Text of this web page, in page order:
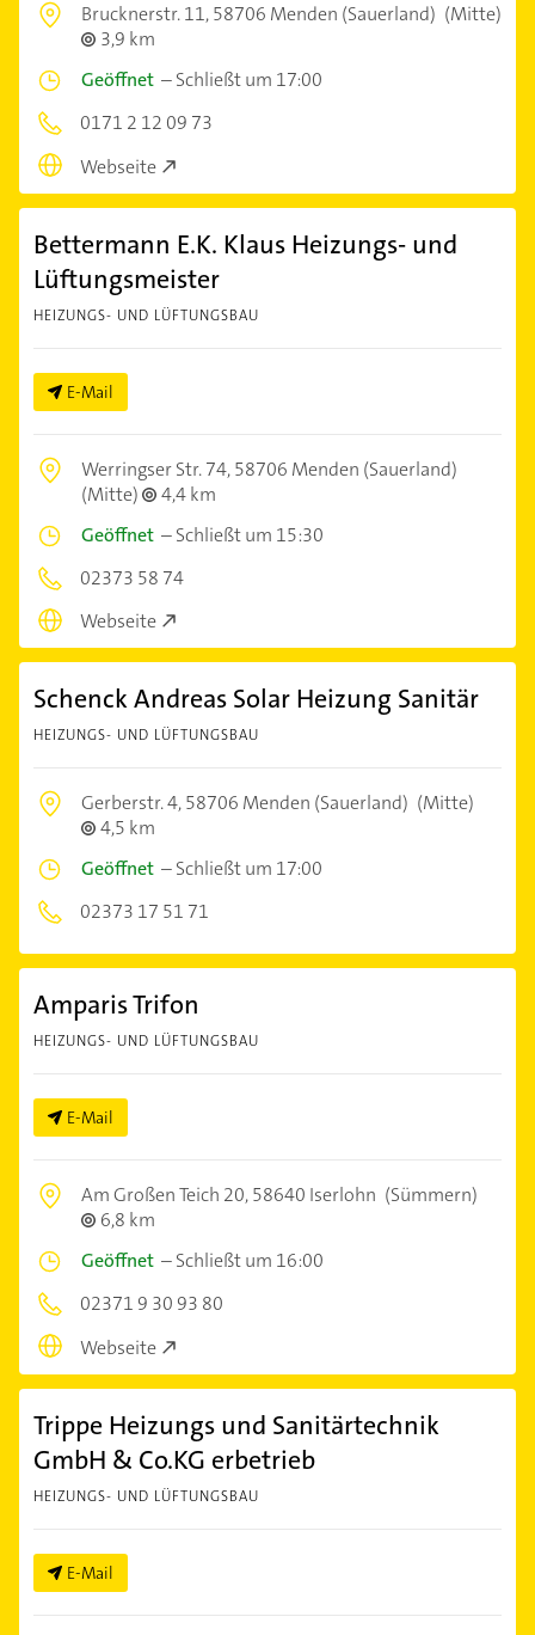
Brucknerstr. 11,58706 Menden (Sauerland) (Mitte)
3,9 km
Geöffnet –Schließt um 17:00
0171 2 12 09 73
Webseite
Bettermann E.K. Klaus Heizungs- und
Lüftungsmeister
HEIZUNGS- UND LÜFTUNGSBAU
E-Mail
Werringser Str. 74,58706 Menden (Sauerland)
(Mitte)
4,4 km
Geöffnet –Schließt um 15:30
02373 58 74
Webseite
Schenck Andreas Solar Heizung Sanitär
HEIZUNGS- UND LÜFTUNGSBAU
Gerberstr. 4,58706 Menden (Sauerland) (Mitte)
4,5 km
Geöffnet –Schließt um 17:00
02373 17 51 71
Amparis Trifon
HEIZUNGS- UND LÜFTUNGSBAU
E-Mail
Am Großen Teich 20,58640 Iserlohn (Sümmern)
6,8 km
Geöffnet –Schließt um 16:00
02371 9 30 93 80
Webseite
Trippe Heizungs und Sanitärtechnik
GmbH & Co.KG erbetrieb
HEIZUNGS- UND LÜFTUNGSBAU
E-Mail